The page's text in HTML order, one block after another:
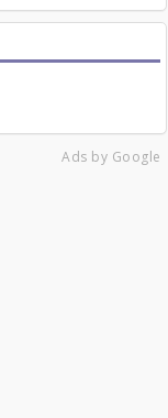
Ads by Google